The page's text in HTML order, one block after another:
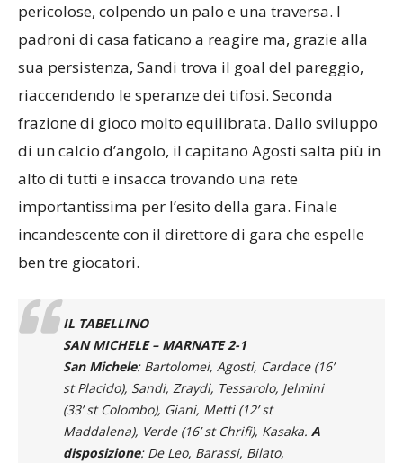
pericolose, colpendo un palo e una traversa. I
padroni di casa faticano a reagire ma, grazie alla
sua persistenza, Sandi trova il goal del pareggio,
riaccendendo le speranze dei tifosi. Seconda
frazione di gioco molto equilibrata. Dallo sviluppo
di un calcio d’angolo, il capitano Agosti salta più in
alto di tutti e insacca trovando una rete
importantissima per l’esito della gara. Finale
incandescente con il direttore di gara che espelle
ben tre giocatori.
IL TABELLINO
SAN MICHELE – MARNATE 2-1
San Michele: Bartolomei, Agosti, Cardace (16’
st Placido), Sandi, Zraydi, Tessarolo, Jelmini
(33’ st Colombo), Giani, Metti (12’ st
Maddalena), Verde (16’ st Chrifi), Kasaka. A
disposizione: De Leo, Barassi, Bilato,